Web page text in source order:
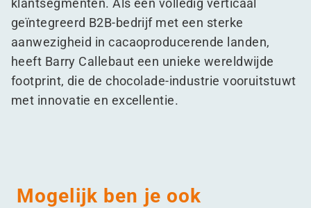
klantsegmenten. Als een volledig verticaal
geïntegreerd B2B-bedrijf met een sterke
aanwezigheid in cacaoproducerende landen,
heeft Barry Callebaut een unieke wereldwijde
footprint, die de chocolade-industrie vooruitstuwt
met innovatie en excellentie.
Mogelijk ben je ook